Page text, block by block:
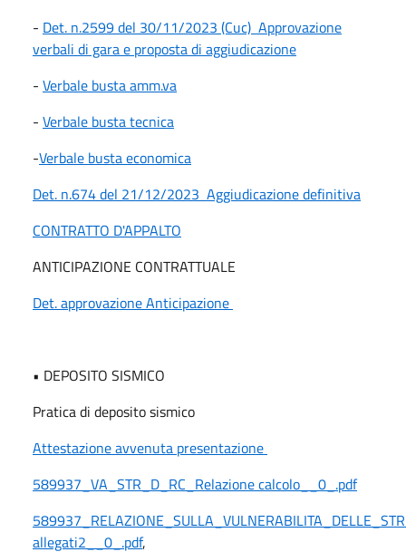
- Det. n.2599 del 30/11/2023 (Cuc) Approvazione
verbali di gara e proposta di aggiudicazione
- Verbale busta amm.va
- Verbale busta tecnica
-Verbale busta economica
Det. n.674 del 21/12/2023 Aggiudicazione definitiva
CONTRATTO D'APPALTO
ANTICIPAZIONE CONTRATTUALE
Det. approvazione Anticipazione
• DEPOSITO SISMICO
Pratica di deposito sismico
Attestazione avvenuta presentazione
589937_VA_STR_D_RC_Relazione calcolo__0_.pdf
allegati2__0_.pdf,